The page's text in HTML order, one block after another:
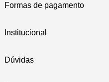
Formas de pagamento
Institucional
Dúvidas